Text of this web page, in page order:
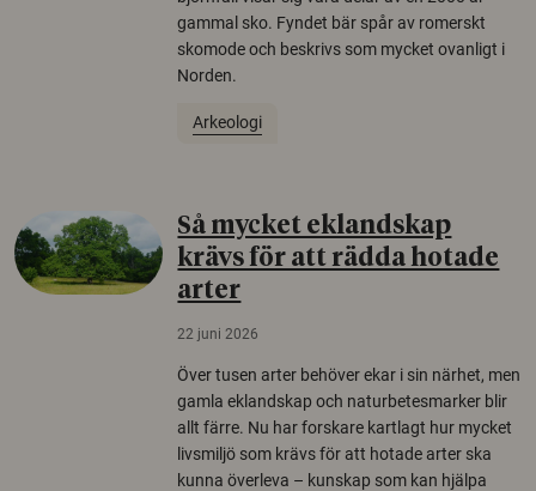
gammal sko. Fyndet bär spår av romerskt
skomode och beskrivs som mycket ovanligt i
Norden.
Arkeologi
Så mycket eklandskap
krävs för att rädda hotade
arter
22 juni 2026
Över tusen arter behöver ekar i sin närhet, men
gamla eklandskap och naturbetesmarker blir
allt färre. Nu har forskare kartlagt hur mycket
livsmiljö som krävs för att hotade arter ska
kunna överleva – kunskap som kan hjälpa